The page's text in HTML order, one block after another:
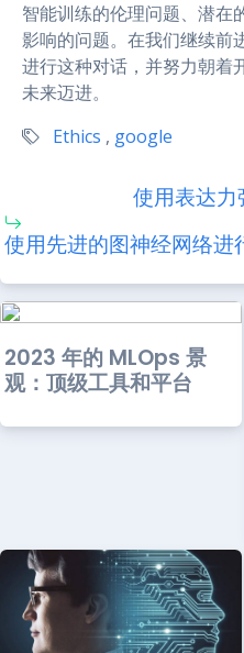
智能训练的伦理问题、潜在
影响的问题。在我们继续前
进行这种对话，并努力朝着
未来迈进。
Ethics , google
使用表达
使用先进的图神经网络进
2023 年的 MLOps 景
观：顶级工具和平台